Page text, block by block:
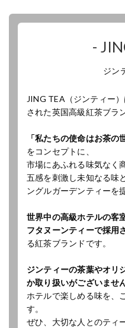
-
ジン
JING TEA（ジンティー
された英国高級紅茶ブラ
「私たちの使命はお茶の
をコンセプトに、
市場にあふれる味気なく
五感を刺激し未知なる味
ングルガーデンティーを
世界中の高級ホテルの客
フタヌーンティーで採用
る紅茶ブランドです。
ジンティーの茶葉やオリ
か取り扱いがございません
ホテルで楽しめる味を、
す。
ぜひ、大切な人とのティ